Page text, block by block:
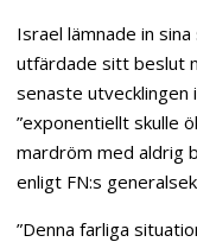
Israel lämnade in
utfärdade sitt beslut
senaste utvecklingen
”exponentiellt skulle
mardröm med aldrig
enligt FN:s
”Denna farliga